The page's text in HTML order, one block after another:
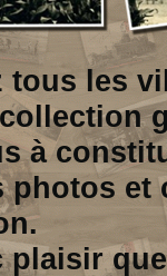
tous les
à
photos et
plaisir